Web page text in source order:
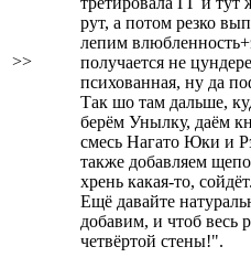
>>
рут, а потом резко
лепим
получается не
психованная, ну да
Так шо там дальше,
берём Унылку, даём
смесь Нагато Юки и
также добавляем
хрень какая-то, сойдёт.
Ещё давайте
добавим, и чтоб весь
четвёртой стены!".